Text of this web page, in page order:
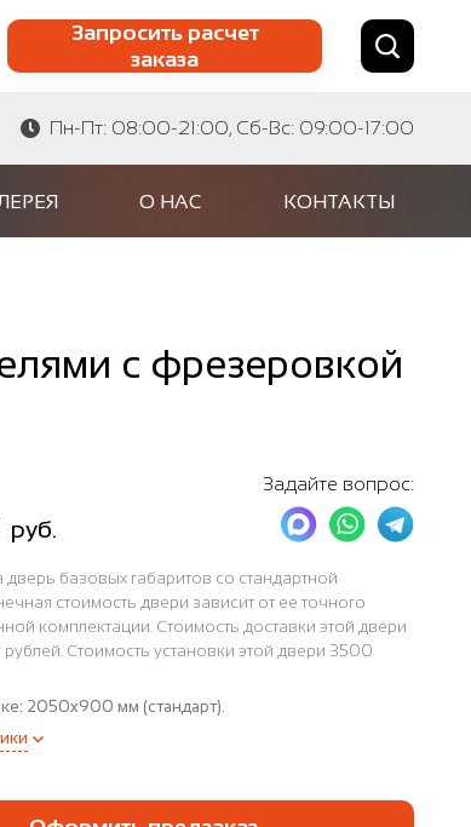
Запросить расчет
заказа
по сайту Найти по артикулу
Пн-Пт: 08:00-21:00, Сб-Вс: 09:00-17:00
О НАС КОНТАКТЫ
с фрезеровкой
руб.
Задайте вопрос:
дверь базовых габаритов со стандартной
стоимость двери зависит от ее точного
комплектации. Стоимость доставки этой двери
Стоимость установки этой двери 3500
2050x900 мм (стандарт).